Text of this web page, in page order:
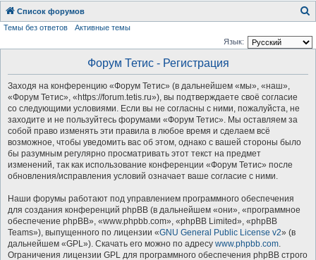
Список форумов
Темы без ответов
Активные темы
Язык:
Форум Тетис - Регистрация
Заходя на конференцию «Форум Тетис» (в дальнейшем «мы», «наш»,
«Форум Тетис», «https://forum.tetis.ru»), вы подтверждаете своё согласие
со следующими условиями. Если вы не согласны с ними, пожалуйста, не
заходите и не пользуйтесь форумами «Форум Тетис». Мы оставляем за
собой право изменять эти правила в любое время и сделаем всё
возможное, чтобы уведомить вас об этом, однако с вашей стороны было
бы разумным регулярно просматривать этот текст на предмет
изменений, так как использование конференции «Форум Тетис» после
обновления/исправления условий означает ваше согласие с ними.
Наши форумы работают под управлением программного обеспечения
для создания конференций phpBB (в дальнейшем «они», «программное
обеспечение phpBB», «www.phpbb.com», «phpBB Limited», «phpBB
Teams»), выпущенного по лицензии «GNU General Public License v2» (в
дальнейшем «GPL»). Скачать его можно по адресу www.phpbb.com.
Ограничения лицензии GPL для программного обеспечения phpBB строго